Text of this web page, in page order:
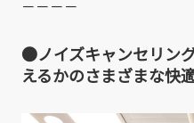
－－－－
●ノイズキャンセリン
えるかのさまざまな快